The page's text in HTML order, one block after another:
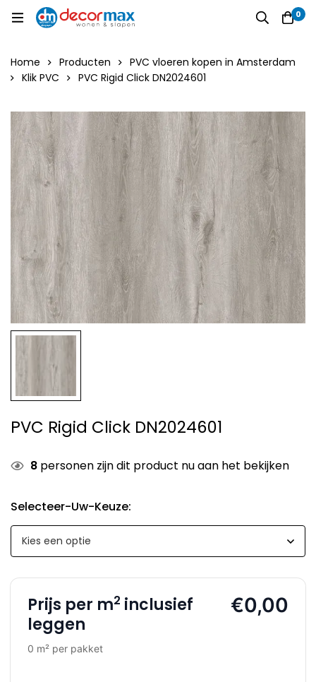
0
Home Producten
PVC vloeren kopen in Amsterdam
Klik PVC
PVC Rigid Click DN2024601
PVC Rigid Click DN2024601
8 personen zijn dit product nu aan het bekijken
Selecteer-Uw-Keuze:
Prijs per m2 inclusief
leggen
0 m² per pakket
€0,00